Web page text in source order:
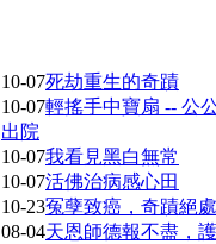
10-07死劫重生的奇蹟
10-07輕搖手中寶扇 -- 公
出院
10-07我看見黑白無常
10-07活佛治病感心田
10-23冤孽致癌，奇蹟絕
08-04天恩師德報不盡，